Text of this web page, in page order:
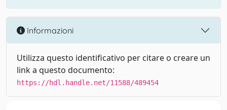
Informazioni
Utilizza questo identificativo per citare o creare un
link a questo documento:
https://hdl.handle.net/11588/489454